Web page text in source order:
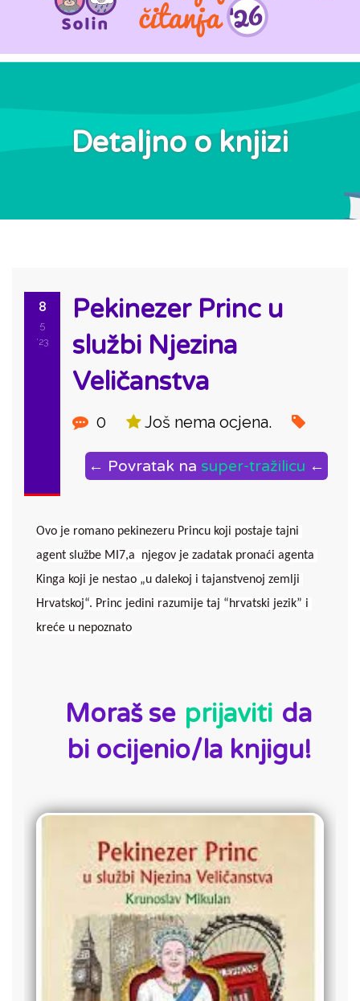
Detaljno o knjizi
8
5
'23
Pekinezer Princ u
službi Njezina
Veličanstva
0 Još nema ocjena.
← Povratak na super-tražilicu ←
Ovo je romano pekinezeru Princu koji postaje tajni
agent službe MI7,a  njegov je zadatak pronaći agenta
Kinga koji je nestao „u dalekoj i tajanstvenoj zemlji
Hrvatskoj“. Princ jedini razumije taj “hrvatski jezik” i
kreće u nepoznato
Moraš se prijaviti da
bi ocijenio/la knjigu!